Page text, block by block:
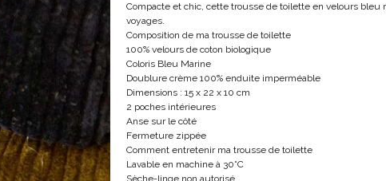
Compacte et chic, cette trousse de toilette en velours
voyages.
Composition de ma trousse de toilette
100% velours de coton biologique
Coloris Bleu Marine
Doublure crème 100% enduite imperméable
Dimensions : 15 x 22 x 10 cm
2 poches intérieures
Anse sur le côté
Fermeture zippée
Comment entretenir ma trousse de toilette
Lavable en machine à 30°C
Sèche-linge non autorisé